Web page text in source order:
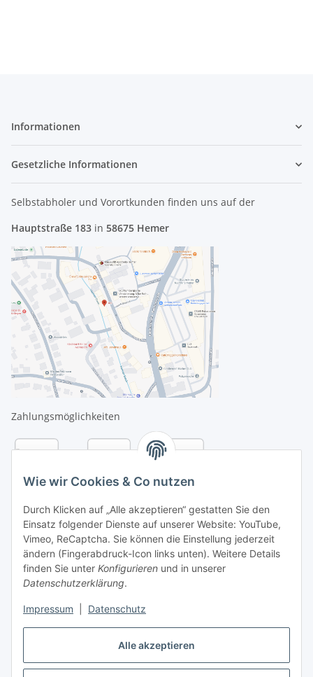
Alle akzeptieren
Wie wir Cookies & Co nutzen
Durch Klicken auf „Alle akzeptieren“ gestatten Sie den
Einsatz folgender Dienste auf unserer Website: YouTube,
Vimeo, ReCaptcha. Sie können die Einstellung jederzeit
ändern (Fingerabdruck-Icon links unten). Weitere Details
finden Sie unter Konfigurieren und in unserer
Datenschutzerklärung.
Impressum Datenschutz
Informationen
Gesetzliche Informationen
Selbstabholer und Vorortkunden finden uns auf der
Hauptstraße 183 in 58675 Hemer
Zahlungsmöglichkeiten